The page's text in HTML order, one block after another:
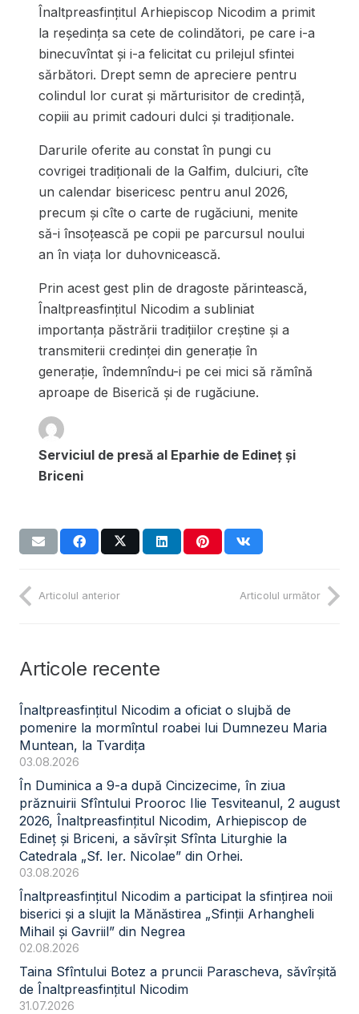
Înaltpreasfințitul Arhiepiscop Nicodim a primit
la reședința sa cete de colindători, pe care i-a
binecuvîntat și i-a felicitat cu prilejul sfintei
sărbători. Drept semn de apreciere pentru
colindul lor curat și mărturisitor de credință,
copiii au primit cadouri dulci și tradiționale.
Darurile oferite au constat în pungi cu
covrigei tradiționali de la Galfim, dulciuri, cîte
un calendar bisericesc pentru anul 2026,
precum și cîte o carte de rugăciuni, menite
să-i însoțească pe copii pe parcursul noului
an în viața lor duhovnicească.
Prin acest gest plin de dragoste părintească,
Înaltpreasfințitul Nicodim a subliniat
importanța păstrării tradițiilor creștine și a
transmiterii credinței din generație în
generație, îndemnîndu-i pe cei mici să rămînă
aproape de Biserică și de rugăciune.
Serviciul de presă al Eparhie de Edineț și
Briceni
Articolul anterior Articolul următor
Articole recente
Înaltpreasfințitul Nicodim a oficiat o slujbă de
pomenire la mormîntul roabei lui Dumnezeu Maria
Muntean, la Tvardița
03.08.2026
În Duminica a 9-a după Cincizecime, în ziua
prăznuirii Sfîntului Prooroc Ilie Tesviteanul, 2 august
2026, Înaltpreasfințitul Nicodim, Arhiepiscop de
Edineț și Briceni, a săvîrșit Sfînta Liturghie la
Catedrala „Sf. Ier. Nicolae” din Orhei.
03.08.2026
Înaltpreasfințitul Nicodim a participat la sfințirea noii
biserici și a slujit la Mănăstirea „Sfinții Arhangheli
Mihail și Gavriil” din Negrea
02.08.2026
Taina Sfîntului Botez a pruncii Parascheva, săvîrșită
de Înaltpreasfințitul Nicodim
31.07.2026